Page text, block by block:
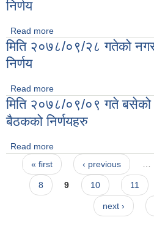
निर्णय
Read more
मिति २०७८/०९/२८ गतेको नगर
निर्णय
Read more
मिति २०७८/०९/०९ गते बसेको
बैठकको निर्णयहरु
Read more
निर्णयहरु
Pages
« first ‹ previous …
8 9 10 11
next ›